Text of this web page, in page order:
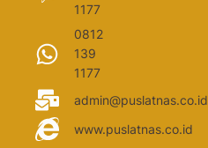
1177
0812
139
1177
admin@puslatnas.co.id
www.puslatnas.co.id